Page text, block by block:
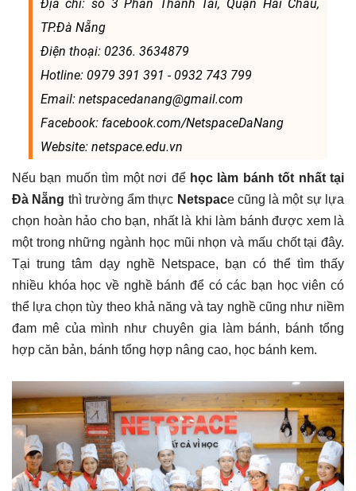
Địa chỉ: số 3 Phan Thành Tài, Quận Hải Châu,
TP.Đà Nẵng
Điện thoại: 0236. 3634879
Hotline: 0979 391 391 - 0932 743 799
Email: netspacedanang@gmail.com
Facebook: facebook.com/NetspaceDaNang
Website: netspace.edu.vn
Nếu bạn muốn tìm một nơi để học làm bánh tốt nhất tại
Đà Nẵng thì trường ẩm thực Netspace cũng là một sự lựa
chọn hoàn hảo cho bạn, nhất là khi làm bánh được xem là
một trong những ngành học mũi nhọn và mấu chốt tại đây.
Tại trung tâm dạy nghề Netspace, bạn có thể tìm thấy
nhiều khóa học về nghề bánh để có các bạn học viên có
thể lựa chọn tùy theo khả năng và tay nghề cũng như niềm
đam mê của mình như chuyên gia làm bánh, bánh tổng
hợp căn bản, bánh tổng hợp nâng cao, học bánh kem.